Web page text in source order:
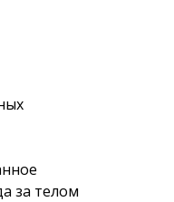
за телом